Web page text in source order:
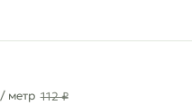
/ метр 112 ₽